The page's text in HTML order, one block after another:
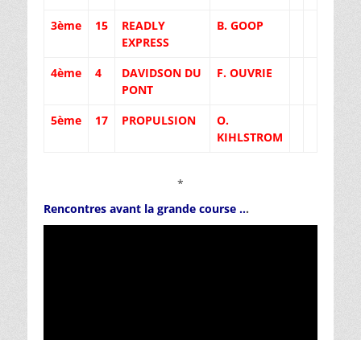
3ème
15
READLY
EXPRESS
B. GOOP
4ème 4
DAVIDSON DU
PONT
F. OUVRIE
5ème 17 PROPULSION
O.
KIHLSTROM
*
Rencontres avant la grande course ...